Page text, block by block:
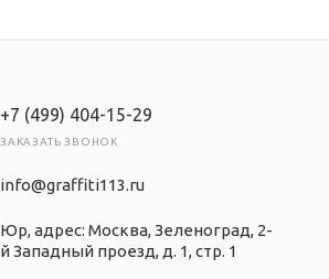
+7 (499) 404-15-29
ЗАКАЗАТЬ ЗВОНОК
info@graffiti113.ru
Юр, адрес: Москва, Зеленоград, 2-
й Западный проезд, д. 1, стр. 1